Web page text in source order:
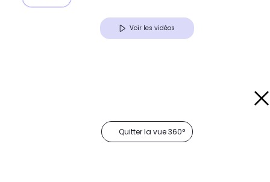
Voir les vidéos
Quitter la vue 360°